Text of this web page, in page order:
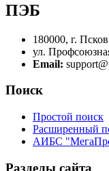
ПЭБ
180000, г.
ул.
Email:
Поиск
Простой поиск
Расширенный
АИБС
Разделы сайта